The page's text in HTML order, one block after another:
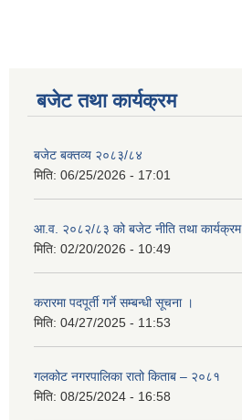
बजेट तथा कार्यक्रम
बजेट बक्तव्य २०८३/८४
मिति: 06/25/2026 - 17:01
आ.व. २०८२/८३ को बजेट नीति तथा कार्यक्रम
मिति: 02/20/2026 - 10:49
करारमा पदपूर्ती गर्ने सम्बन्धी सूचना ।
मिति: 04/27/2025 - 11:53
गलकोट नगरपालिका रातो किताब – २०८१
मिति: 08/25/2024 - 16:58